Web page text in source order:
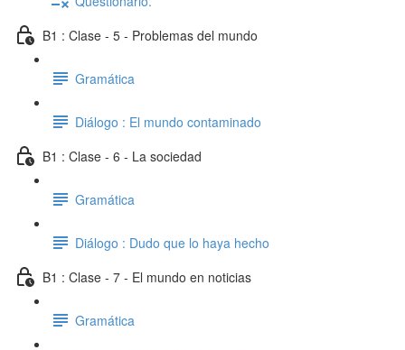
B1 : Clase - 5 - Problemas del mundo
Gramática
Diálogo : El mundo contaminado
B1 : Clase - 6 - La sociedad
Gramática
Diálogo : Dudo que lo haya hecho
B1 : Clase - 7 - El mundo en noticias
Gramática